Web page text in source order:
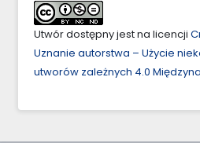
Utwór dostępny jest na licencji
Uznanie autorstwa – Użycie
utworów zależnych 4.0